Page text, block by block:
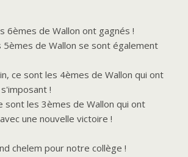
6èmes de Wallon ont gagnés !
5èmes de Wallon se sont également
ce sont les 4èmes de Wallon qui ont
!
sont les 3èmes de Wallon qui ont
une nouvelle victoire !
chelem pour notre collège !